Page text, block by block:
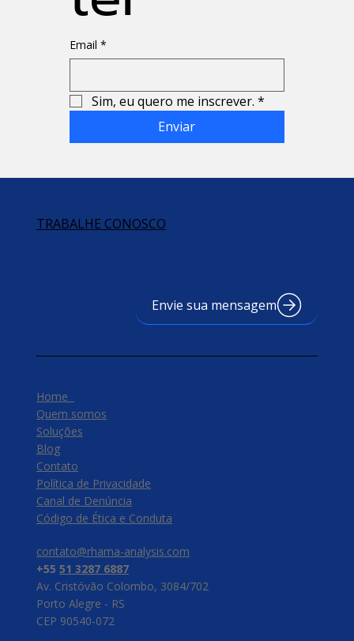
Email *
Sim, eu quero me inscrever. *
Enviar
TRABALHE CONOSCO
Envie sua mensagem
contato@rhama-analysis.com
+55 51 3287 6887
Av. Cristóvão Colombo, 3084/702
Porto Alegre - RS
CEP 90540-072
Home
Quem somos
Soluções
Blog
Contato
Política de Privacidade
Canal de Denúncia
​Código de Ética e Conduta